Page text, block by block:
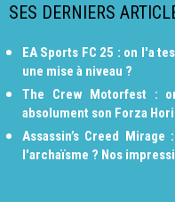
SES DERNIERS
EA Sports FC 25 : on l'a
une mise à niveau ?
The Crew Motorfest :
absolument son Forza
Assassin’s Creed
l'archaïsme ? Nos